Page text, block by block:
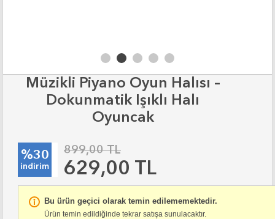
Müzikli Piyano Oyun Halısı –
Dokunmatik Işıklı Halı
Oyuncak
%30
indirim
899,00 TL
629,00 TL
Bu ürün geçici olarak temin edilememektedir.
Ürün temin edildiğinde tekrar satışa sunulacaktır.